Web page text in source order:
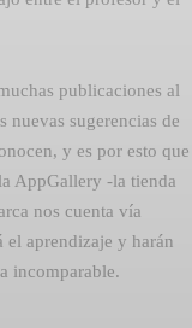
publicaciones al
nuevas sugerencias de
y es por esto que
AppGallery -la tienda
nos cuenta vía
el aprendizaje y harán
incomparable.